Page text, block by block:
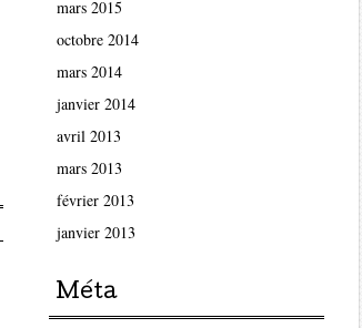
mars 2015
octobre 2014
mars 2014
janvier 2014
avril 2013
mars 2013
février 2013
janvier 2013
Méta